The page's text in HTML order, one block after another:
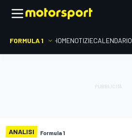
FORMULA 1 HOMENOTIZIECALENDARIO
ANALISI Formula 1